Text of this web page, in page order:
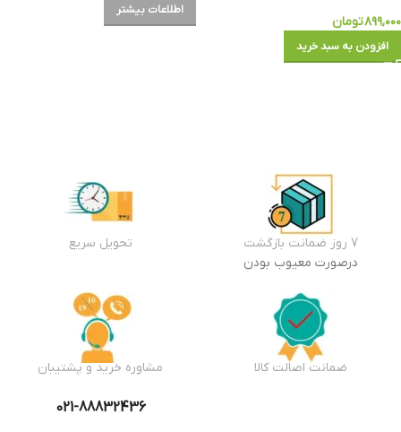
۸۹۹,۰۰۰تومان
افزودن به سبد خرید
اطلاعات بیشتر
7 روز ضمانت بازگشت
درصورت معیوب بودن
تحویل سریع
ضمانت اصالت کالا مشاوره خرید و پشتیبان
021-88832436